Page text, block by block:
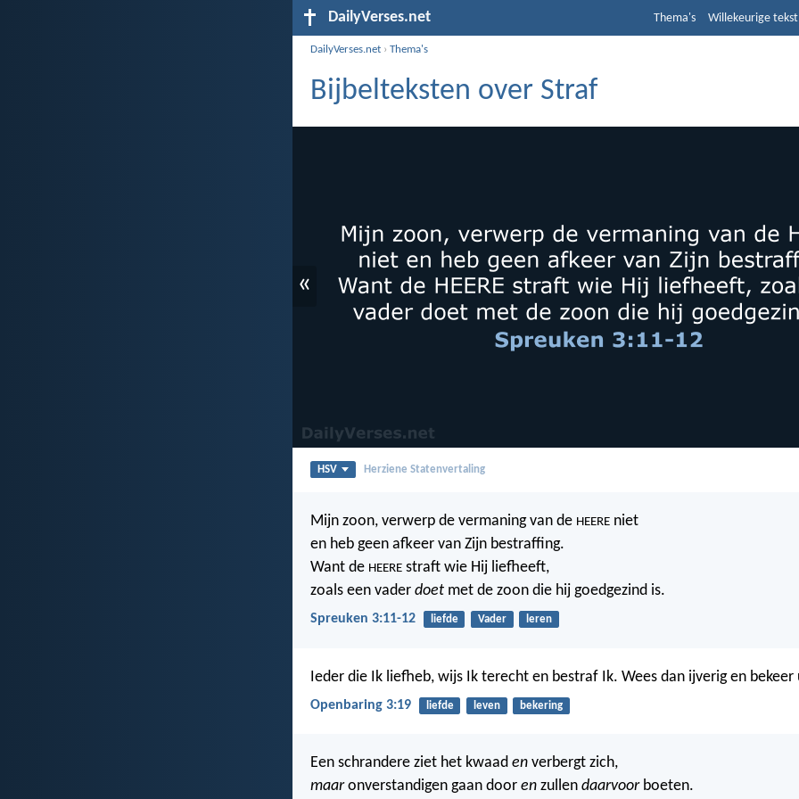
DailyVerses.net Thema's Willekeurige tekst
DailyVerses.net ›Thema's
Bijbelteksten over Straf
«
HSV Herziene Statenvertaling
Mijn zoon, verwerp de vermaning van de HEERE niet
en heb geen afkeer van Zijn bestraffing.
Want de HEERE straft wie Hij liefheeft,
zoals een vader doet met de zoon die hij goedgezind is.
Spreuken 3:11-12 liefde Vader leren
Ieder die Ik liefheb, wijs Ik terecht en bestraf Ik. Wees dan ijverig en bekeer
Openbaring 3:19 liefde leven bekering
Een schrandere ziet het kwaad en verbergt zich,
maaronverstandigen gaan door en zullen daarvoorboeten.